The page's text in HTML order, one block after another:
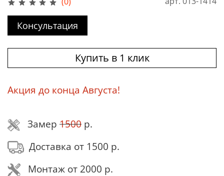
Консультация
Купить в 1 клик
Акция до конца Августа!
Замер 1500 р.
Доставка от 1500 р.
Монтаж от 2000 р.